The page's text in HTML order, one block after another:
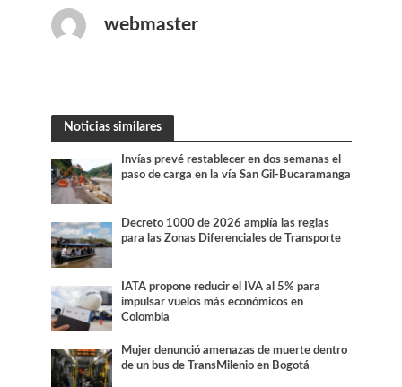
webmaster
Noticias similares
Invías prevé restablecer en dos semanas el
paso de carga en la vía San Gil-Bucaramanga
Decreto 1000 de 2026 amplía las reglas
para las Zonas Diferenciales de Transporte
IATA propone reducir el IVA al 5% para
impulsar vuelos más económicos en
Colombia
Mujer denunció amenazas de muerte dentro
de un bus de TransMilenio en Bogotá